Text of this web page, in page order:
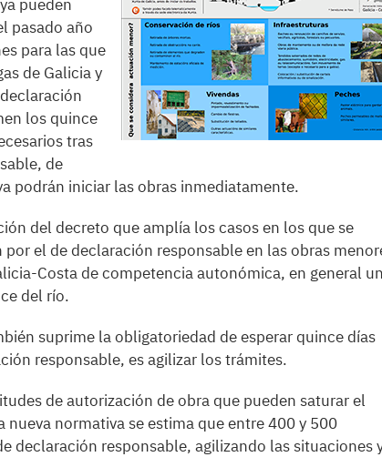
pueden
pasado año
para las que
de Galicia y
los quince
tras
de
podrán iniciar las obras inmediatamente.
del decreto que amplía los casos en los que se
el de declaración responsable en las obras
Costa de competencia autonómica, en general
del río.
suprime la obligatoriedad de esperar quince días
responsable, es agilizar los trámites.
de autorización de obra que pueden saturar el
normativa se estima que entre 400 y 500
declaración responsable, agilizando las situaciones